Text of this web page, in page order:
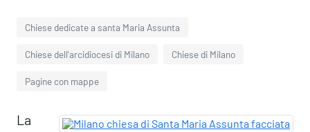
Chiese dedicate a santa Maria Assunta
Chiese dell'arcidiocesi di Milano Chiese di Milano
Pagine con mappe
La